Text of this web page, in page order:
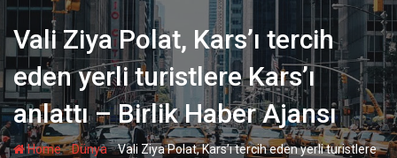
Vali Ziya Polat, Kars’ı tercih
eden yerli turistlere Kars’ı
anlattı – Birlik Haber Ajansı
Home-Dünya-Vali Ziya Polat, Kars’ı tercih eden yerli turistlere